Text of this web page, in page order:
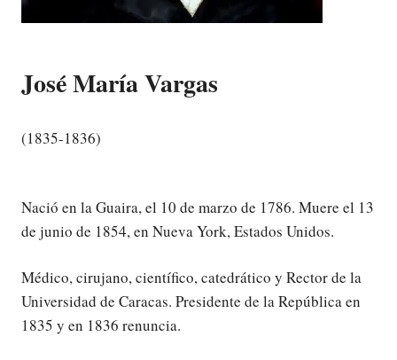
José María Vargas
(1835-1836)
Nació en la Guaira, el 10 de marzo de 1786. Muere el 13
de junio de 1854, en Nueva York, Estados Unidos.
Médico, cirujano, científico, catedrático y Rector de la
Universidad de Caracas. Presidente de la República en
1835 y en 1836 renuncia.